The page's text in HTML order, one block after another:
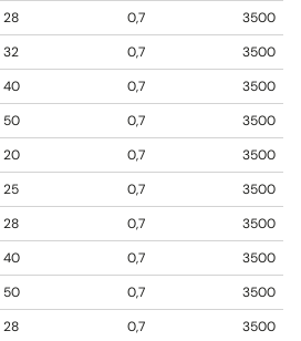
28 0,7
3500
32 0,7
3500
40 0,7
3500
50 0,7
3500
20 0,7
3500
25 0,7
3500
28 0,7
3500
40 0,7
3500
50 0,7
3500
28 0,7
3500